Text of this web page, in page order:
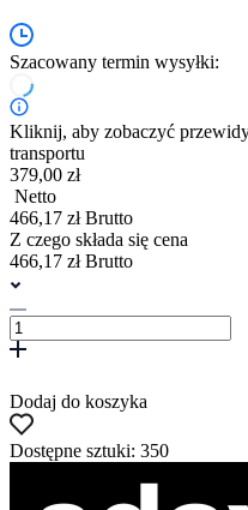
Szacowany termin wysyłki:
Kliknij, aby zobaczyć
transportu
379,00 zł
Netto
466,17 zł Brutto
Z czego składa się cena
466,17 zł Brutto
Dodaj do koszyka
Dostępne sztuki: 350